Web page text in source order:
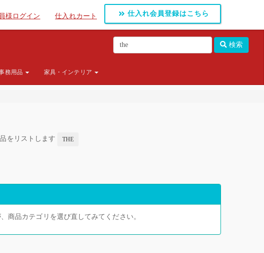
様ログイン 仕入れカート 仕入れ会員登録はこちら
検索
務用品 家具・インテリア
をリストします THE
商品カテゴリを選び直してみてください。